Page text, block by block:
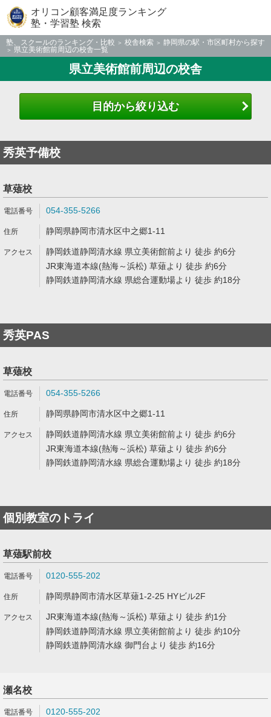
オリコン顧客満足度ランキング
塾・学習塾 検索
塾、スクールのランキング・比較 校舎検索
静岡県の駅・市区町村から探す
県立美術館前周辺の校舎一覧
県立美術館前周辺の校舎
目的から絞り込む
秀英予備校
草薙校
054-355-5266
静岡県静岡市清水区中之郷1-11
静岡鉄道静岡清水線 県立美術館前より 徒歩 約6分
JR東海道本線(熱海～浜松) 草薙より 徒歩 約6分
静岡鉄道静岡清水線 県総合運動場より 徒歩 約18分
秀英PAS
草薙校
054-355-5266
静岡県静岡市清水区中之郷1-11
静岡鉄道静岡清水線 県立美術館前より 徒歩 約6分
JR東海道本線(熱海～浜松) 草薙より 徒歩 約6分
静岡鉄道静岡清水線 県総合運動場より 徒歩 約18分
個別教室のトライ
草薙駅前校
0120-555-202
静岡県静岡市清水区草薙1-2-25 HYビル2F
JR東海道本線(熱海～浜松) 草薙より 徒歩 約1分
静岡鉄道静岡清水線 県立美術館前より 徒歩 約10分
静岡鉄道静岡清水線 御門台より 徒歩 約16分
瀬名校
0120-555-202